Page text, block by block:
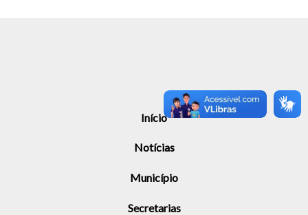
Início
Notícias
Município
Secretarias